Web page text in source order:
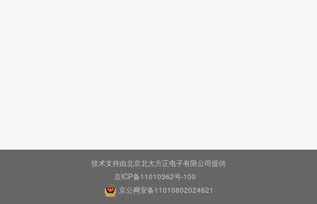
技术支持由北京北大方正电子有限公司提供
京ICP备11010362号-100
京公网安备11010802024621